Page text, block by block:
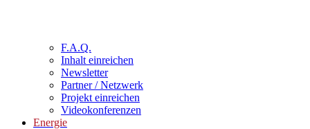
F.A.Q.
Inhalt einreichen
Newsletter
Partner / Netzwerk
Projekt einreichen
Videokonferenzen
Energie